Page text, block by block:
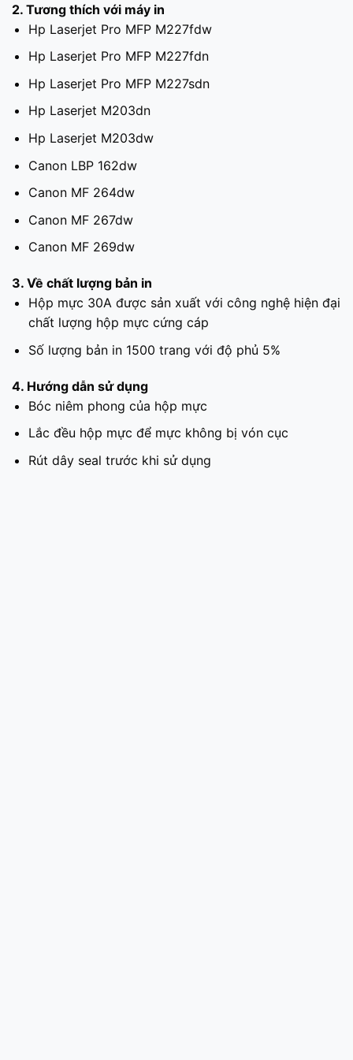
2. Tương thích với máy in
Hp Laserjet Pro MFP M227fdw
Hp Laserjet Pro MFP M227fdn
Hp Laserjet Pro MFP M227sdn
Hp Laserjet M203dn
Hp Laserjet M203dw
Canon LBP 162dw
Canon MF 264dw
Canon MF 267dw
Canon MF 269dw
3. Về chất lượng bản in
Hộp mực 30A được sản xuất với công nghệ hiện đại
chất lượng hộp mực cứng cáp
Số lượng bản in 1500 trang với độ phủ 5%
4. Hướng dẫn sử dụng
Bóc niêm phong của hộp mực
Lắc đều hộp mực để mực không bị vón cục
Rút dây seal trước khi sử dụng